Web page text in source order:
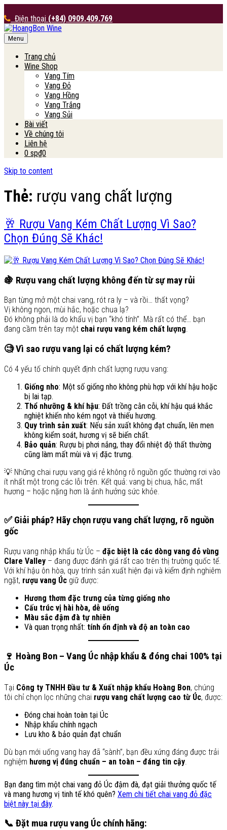
Điện thoại (+84) 0909.409.769
HoangBon Wine
Menu
Trang chủ
Wine Shop
Vang Tím
Vang Đỏ
Vang Hồng
Vang Trắng
Vang Sủi
Bài viết
Về chúng tôi
Liên hệ
0 sp₫0
Skip to content
Thẻ: rượu vang chất lượng
🥂 Rượu Vang Kém Chất Lượng Vì Sao?
Chọn Đúng Sẽ Khác!
🍇 Rượu vang chất lượng không đến từ sự may rủi
Bạn từng mở một chai vang, rót ra ly – và rồi… thất vọng?
Vị không ngon, mùi hắc, hoặc chua lạ?
Đó không phải là do khẩu vị bạn “khó tính”. Mà rất có thể… bạn
đang cầm trên tay một chai rượu vang kém chất lượng.
🧐 Vì sao rượu vang lại có chất lượng kém?
Có 4 yếu tố chính quyết định chất lượng rượu vang:
Giống nho: Một số giống nho không phù hợp với khí hậu hoặc
bị lai tạp.
Thổ nhưỡng & khí hậu: Đất trồng cằn cỗi, khí hậu quá khắc
nghiệt khiến nho kém ngọt và thiếu hương.
Quy trình sản xuất: Nếu sản xuất không đạt chuẩn, lên men
không kiểm soát, hương vị sẽ biến chất.
Bảo quản: Rượu bị phơi nắng, thay đổi nhiệt độ thất thường
cũng làm mất mùi và vị đặc trưng.
💡 Những chai rượu vang giá rẻ không rõ nguồn gốc thường rơi vào
ít nhất một trong các lỗi trên. Kết quả: vang bị chua, hắc, mất
hương – hoặc nặng hơn là ảnh hưởng sức khỏe.
✅ Giải pháp? Hãy chọn rượu vang chất lượng, rõ nguồn
gốc
Rượu vang nhập khẩu từ Úc – đặc biệt là các dòng vang đỏ vùng
Clare Valley – đang được đánh giá rất cao trên thị trường quốc tế.
Với khí hậu ôn hòa, quy trình sản xuất hiện đại và kiểm định nghiêm
ngặt, rượu vang Úc giữ được:
Hương thơm đặc trưng của từng giống nho
Cấu trúc vị hài hòa, dễ uống
Màu sắc đậm đà tự nhiên
Và quan trọng nhất: tính ổn định và độ an toàn cao
🍷 Hoàng Bon – Vang Úc nhập khẩu & đóng chai 100% tại
Úc
Tại Công ty TNHH Đầu tư & Xuất nhập khẩu Hoàng Bon, chúng
tôi chỉ chọn lọc những chai rượu vang chất lượng cao từ Úc, được:
Đóng chai hoàn toàn tại Úc
Nhập khẩu chính ngạch
Lưu kho & bảo quản đạt chuẩn
Dù bạn mới uống vang hay đã “sành”, bạn đều xứng đáng được trải
nghiệm hương vị đúng chuẩn – an toàn – đáng tin cậy
Bạn đang tìm một chai vang đỏ Úc đậm đà, đạt giải thưởng quốc tế
và mang hương vị tinh tế khó quên? Xem chi tiết chai vang đỏ đặc
biệt này tại đây.
📞 Đặt mua rượu vang Úc chính hãng: